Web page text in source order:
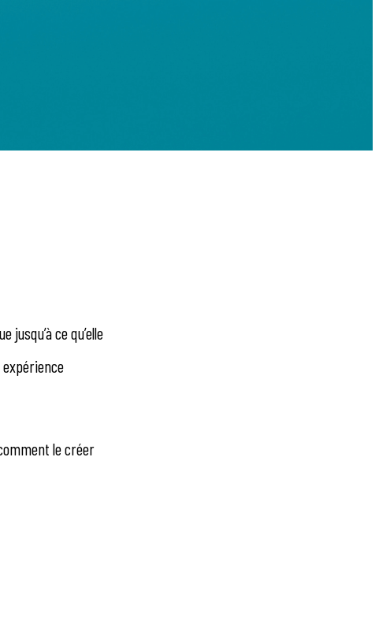
ce qu’elle
le créer